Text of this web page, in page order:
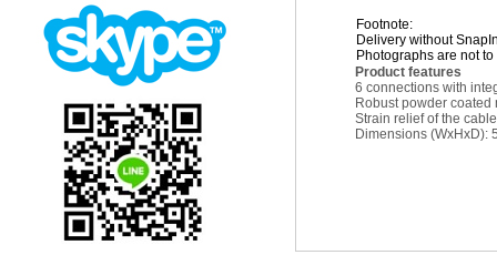
Footnote:
Delivery without
Photographs are not
Product features
6 connections with
Robust powder
Strain relief of the
Dimensions (WxHxD):